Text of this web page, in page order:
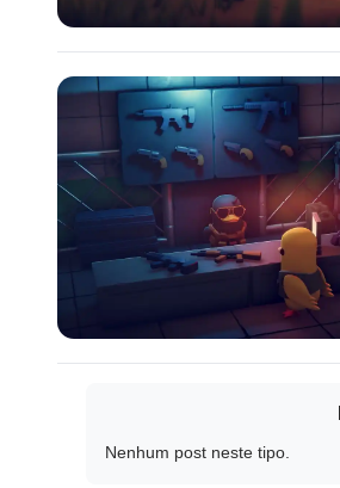
Nenhum post neste tipo.